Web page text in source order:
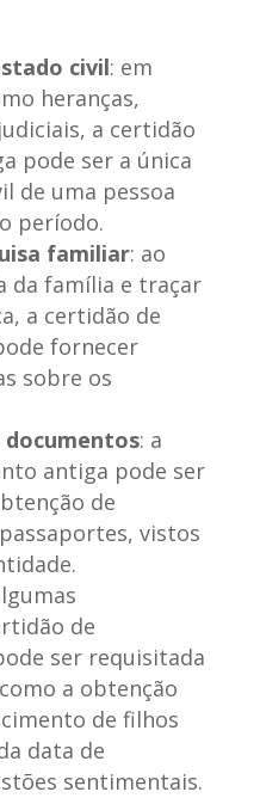
civil: em
heranças,
a certidão
pode ser a única
de uma pessoa
período.
familiar: ao
da família e traçar
a certidão de
fornecer
sobre os
documentos: a
antiga pode ser
de
vistos
de
ser requisitada
a obtenção
de filhos
data de
sentimentais.